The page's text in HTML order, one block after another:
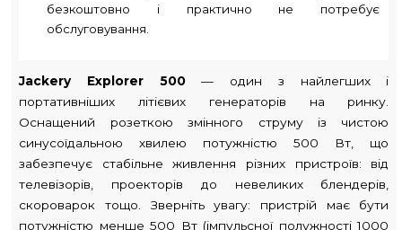
безкоштовно і практично не потребує
обслуговування.
Jackery Explorer 500— один з найлегших і
портативніших літієвих генераторів на ринку.
Оснащений розеткою змінного струму із чистою
синусоїдальною хвилею потужністю 500 Вт, що
забезпечує стабільне живлення різних пристроїв: від
телевізорів, проекторів до невеликих блендерів,
скороварок тощо. Зверніть увагу: пристрій має бути
потужністю менше 500 Вт (імпульсної полужності 1000